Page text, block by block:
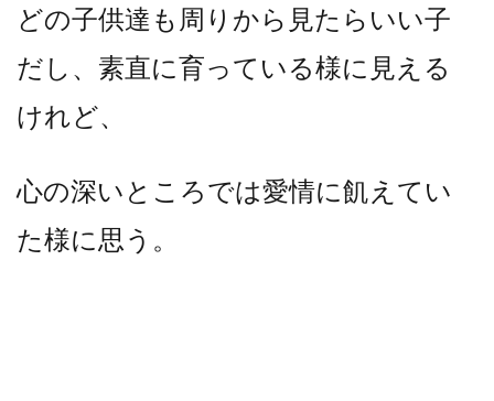
どの子供達も周りから見たらいい子
だし、素直に育っている様に見える
けれど、
心の深いところでは愛情に飢えてい
た様に思う。